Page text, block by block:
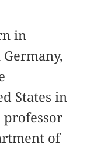
in
States in
professor
of